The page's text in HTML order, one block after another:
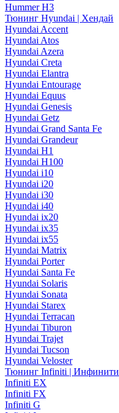
Hummer H3
Тюнинг Hyundai | Хендай
Hyundai Accent
Hyundai Atos
Hyundai Azera
Hyundai Creta
Hyundai Elantra
Hyundai Entourage
Hyundai Equus
Hyundai Genesis
Hyundai Getz
Hyundai Grand Santa Fe
Hyundai Grandeur
Hyundai H1
Hyundai H100
Hyundai i10
Hyundai i20
Hyundai i30
Hyundai i40
Hyundai ix20
Hyundai ix35
Hyundai ix55
Hyundai Matrix
Hyundai Porter
Hyundai Santa Fe
Hyundai Solaris
Hyundai Sonata
Hyundai Starex
Hyundai Terracan
Hyundai Tiburon
Hyundai Trajet
Hyundai Tucson
Hyundai Veloster
Тюнинг Infiniti | Инфинити
Infiniti EX
Infiniti FX
Infiniti G